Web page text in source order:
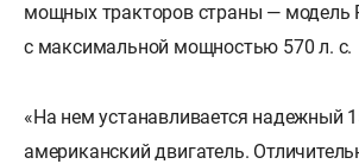
мощных тракторов страны — модель
с максимальной мощностью 570 л. с.
«На нем устанавливается надежный
американский двигатель.